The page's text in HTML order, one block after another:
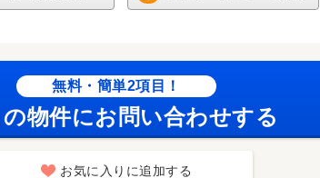
無料・簡単2項目！
の物件にお問い合わせする
お気に入りに追加する